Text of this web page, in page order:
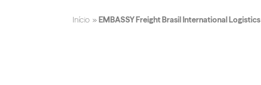
Início » EMBASSY Freight Brasil International Logistics